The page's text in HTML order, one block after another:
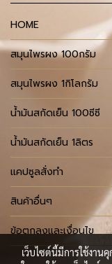
HOME
สมุนไพรผง 100กรัม
สมุนไพรผง 1กิโลกรัม
น้ำมันสกัดเย็น 100ซีซี
น้ำมันสกัดเย็น 1ลิตร
แคปซูลสั่งทำ
สินค้าอื่นๆ
ข้อตกลงและเงื่อนไข
เว็บไซต์นี้มีการใช้งา